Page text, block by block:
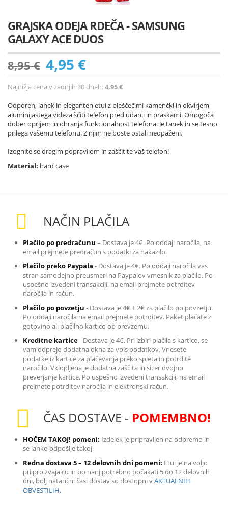
GRAJSKA ODEJA RDEČA - SAMSUNG
GALAXY ACE DUOS
8,95 € 4,95 €
Najnižja cena v zadnjih 30 dneh:4,95 €
Odporen, lahek in eleganten etui z bleščečimi kamenčki in okvirjem
aluminijastega videza ščiti telefon pred udarci in praskami. Omogoča
dober oprijem in ohranja funkcionalnost telefona. Je tanek in se tesno
prilega vašemu telefonu. Z njim ne boste ostali neopaženi.
Izognite se dragim popravilom in zaščitite vaš telefon!
Material: hard case
NAČIN PLAČILA
Plačilo po predračunu – Dostava je 4€. Po oddaji naročila, na
email prejmete predračun s podatki za nakazilo.
Plačilo preko Paypala - Dostava je 4€. Po oddaji naročila vas
stran samodejno preusmeri na Paypalov vmesnik za plačilo. Po
uspešno izvedeni transakciji, na email prejmete potrditev
naročila in račun.
Plačilo po povzetju - Dostava je 4€ + 2€ za plačilo po povzetju.
Po oddaji naročila na email prejmete potrditev. Paket plačate z
gotovino ali plačilno kartico ob prevzemu.
Kreditne kartice- Dostava je 4€. Pri izbiri plačila s kartico, se
vam odprejo dodatna okna za vpis podatkov. Vnesete
podatke iz kartice za plačevanja preko spleta in potrdite
naročilo. Vklopljena je dodatna zaščita in sicer dvojno
preverjanje kartice. Po uspešno izvedeni transakciji, na email
prejmete potrditev naročila in elektronski račun.
ČAS DOSTAVE - POMEMBNO!
HOČEM TAKOJ! pomeni: Izdelek je pripravljen na odpremo in
se lahko odpošlje takoj.
Redna dostava 5 – 12 delovnih dni pomeni: Etui je na voljo
pri proizvajalcu in bo nanj potrebno počakati 5 do 12 delovnih
dni, bolj natančni časi dostav so dostopni vAKTUALNIH
OBVESTILIH.